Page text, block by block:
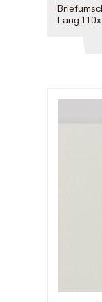
Lang